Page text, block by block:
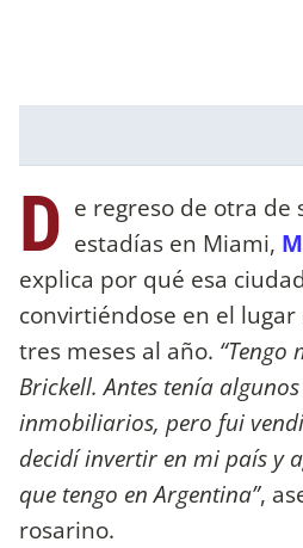
D e regreso de otra de
estadías en Miami,
explica por qué esa
convirtiéndose en el
tres meses al año. “Tengo
Brickell. Antes tenía
inmobiliarios, pero fui
decidí invertir en mi país y
que tengo en Argentina”,
rosarino.